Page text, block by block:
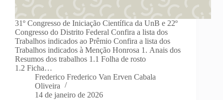
31º Congresso de Iniciação Científica da UnB e 22º
Congresso do Distrito Federal Confira a lista dos
Trabalhos indicados ao Prêmio Confira a lista dos
Trabalhos indicados à Menção Honrosa 1. Anais dos
Resumos dos trabalhos 1.1 Folha de rosto
1.2 Ficha…
Frederico Frederico Van Erven Cabala
Oliveira
14 de janeiro de 2026